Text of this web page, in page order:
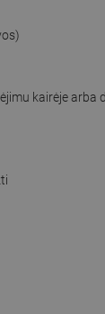
kairėje arba